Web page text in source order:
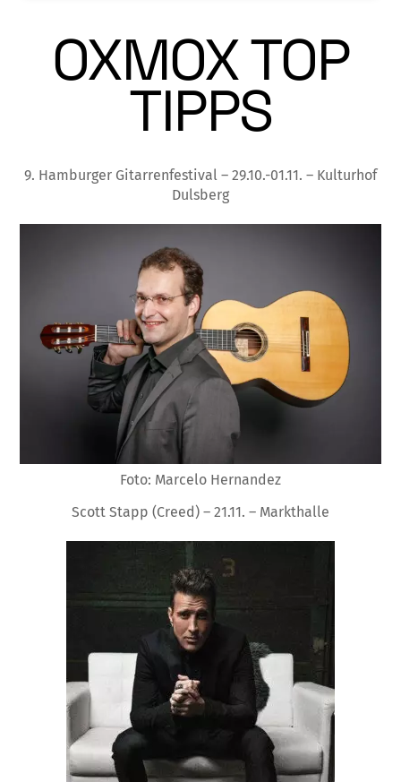
OXMOX TOP
TIPPS
9. Hamburger Gitarrenfestival – 29.10.-01.11. – Kulturhof
Dulsberg
Foto: Marcelo Hernandez
Scott Stapp (Creed) – 21.11. – Markthalle